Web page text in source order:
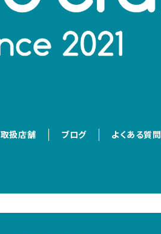
取扱店舗 ブログ よくある質問